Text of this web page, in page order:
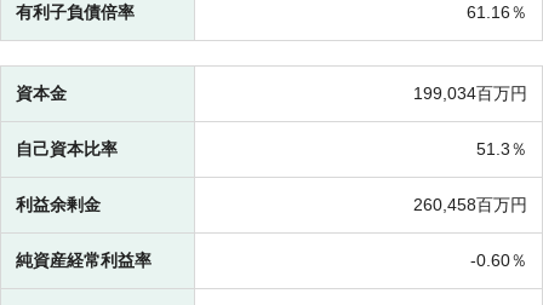
有利子負債倍率 61.16％
資本金 199,034百万円
自己資本比率 51.3％
利益余剰金 260,458百万円
純資産経常利益率 -0.60％